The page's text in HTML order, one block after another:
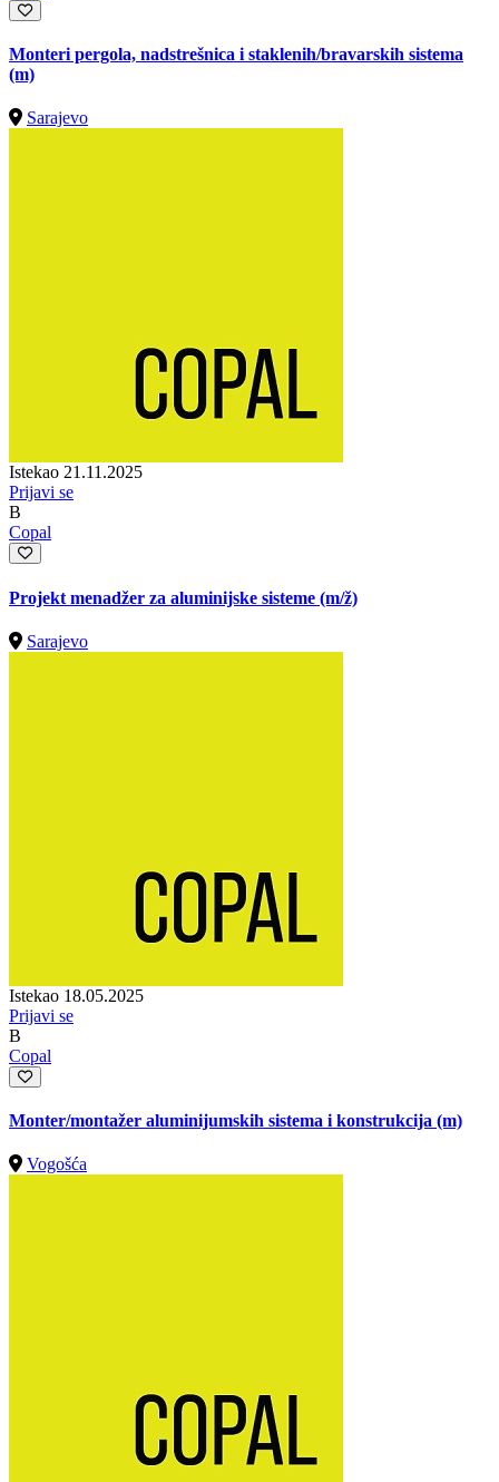
Monteri pergola, nadstrešnica i staklenih/bravarskih sistema
(m)
Sarajevo
Istekao 21.11.2025
Prijavi se
B
Copal
Projekt menadžer za aluminijske sisteme (m/ž)
Sarajevo
Istekao 18.05.2025
Prijavi se
B
Copal
Monter/montažer aluminijumskih sistema i konstrukcija (m)
Vogošća